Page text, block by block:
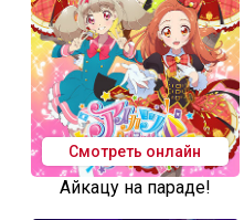
Смотреть онлайн
Айкацу на параде!